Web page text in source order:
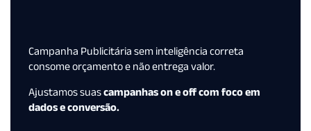
Campanha Publicitária sem inteligência correta
consome orçamento e não entrega valor.
Ajustamos suascampanhas on e off com foco em
dados e conversão.